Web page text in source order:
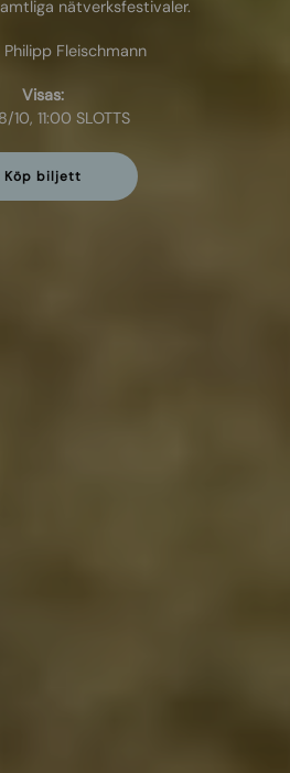
nätverksfestivaler.
Fleischmann
Visas:
10, 11:00 SLOTTS
Köp biljett